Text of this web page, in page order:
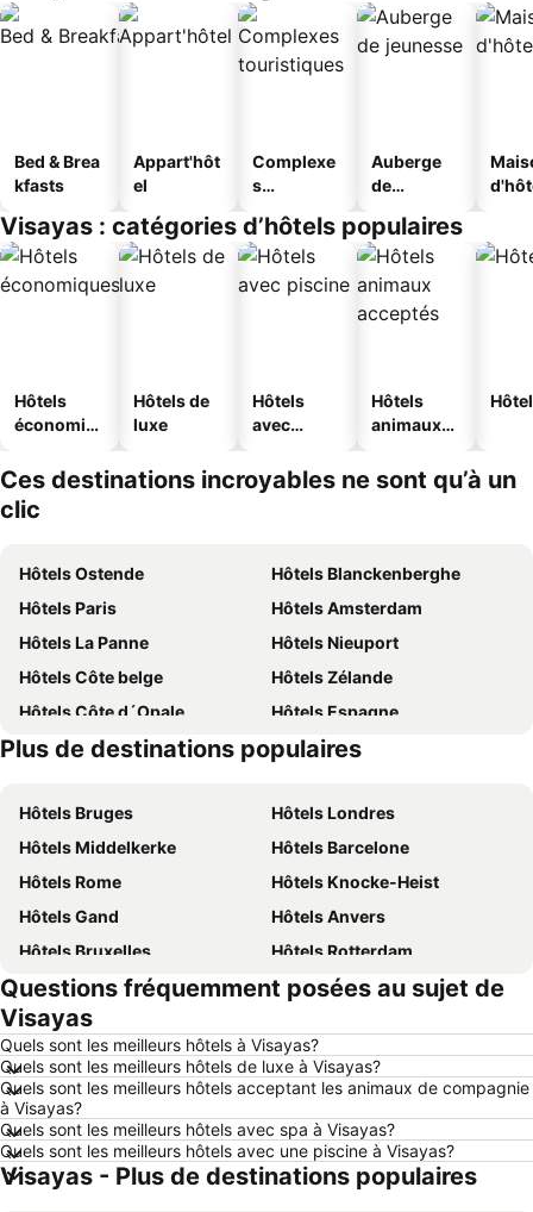
Bed & Brea
kfasts
Appart'hôt
el
Complexe
s
s
Auberge
de
Visayas : catégories d’hôtels populaires
Hôtels
économiq
Hôtels de
luxe
Hôtels
avec
Hôtels
animaux
Ces destinations incroyables ne sont qu’à un
clic
Hôtels Ostende
Hôtels Blanckenberghe
Hôtels Paris
Hôtels Amsterdam
Hôtels La Panne
Hôtels Nieuport
Hôtels Côte belge
Hôtels Zélande
Hôtels Côte d´Opale
Hôtels Espagne
Hôtels Belgique
Hôtels Ardennes belges
Plus de destinations populaires
Hôtels Bruges
Hôtels Londres
Hôtels Middelkerke
Hôtels Barcelone
Hôtels Rome
Hôtels Knocke-Heist
Hôtels Gand
Hôtels Anvers
Hôtels Bruxelles
Hôtels Rotterdam
Hôtels Maastricht
Hôtels Durbuy
Hôtels Hasselt
Hôtels Boulogne-sur-Mer
Hôtels Le Coq
Hôtels Le Touquet-Paris-Plage
Hôtels Dunkerque
Hôtels Málaga
Hôtels France
Hôtels Luxembourg
Hôtels Ténérife
Hôtels Majorque
Hôtels Ibiza
Questions fréquemment posées au sujet de
Visayas
Quels sont les meilleurs hôtels à Visayas?
Quels sont les meilleurs hôtels de luxe à Visayas?
Quels sont les meilleurs hôtels acceptant les animaux de compagnie
à Visayas?
Quels sont les meilleurs hôtels avec spa à Visayas?
Quels sont les meilleurs hôtels avec une piscine à Visayas?
Visayas - Plus de destinations populaires